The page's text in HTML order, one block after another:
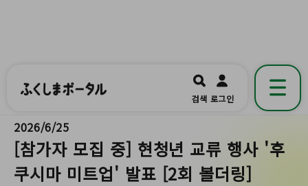
福島県公式の地域情報ポータルアプリ
開く
검색 로그인
2026/6/25
[참가자 모집 중] 현청년 교류 행사 '후
쿠시마 미트업' 발표 [2회 볼더링]